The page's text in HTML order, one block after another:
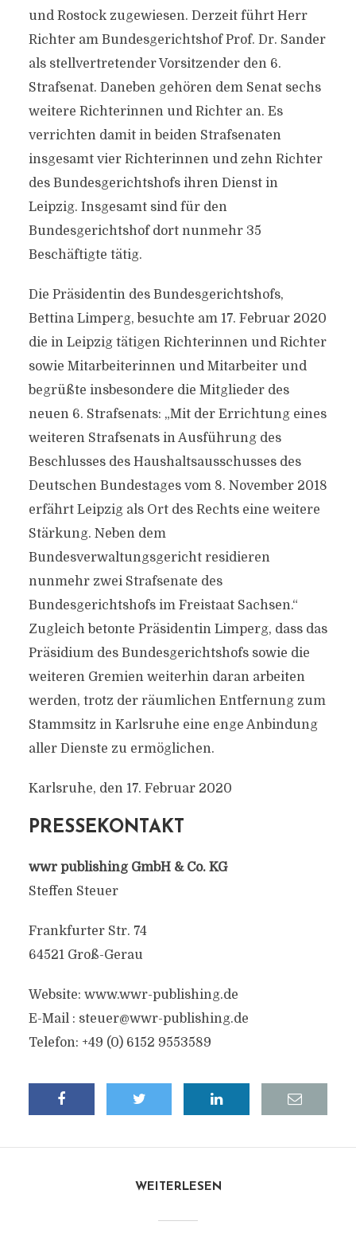
und Rostock zugewiesen. Derzeit führt Herr
Richter am Bundesgerichtshof Prof. Dr. Sander
als stellvertretender Vorsitzender den 6.
Strafsenat. Daneben gehören dem Senat sechs
weitere Richterinnen und Richter an. Es
verrichten damit in beiden Strafsenaten
insgesamt vier Richterinnen und zehn Richter
des Bundesgerichtshofs ihren Dienst in
Leipzig. Insgesamt sind für den
Bundesgerichtshof dort nunmehr 35
Beschäftigte tätig.
Die Präsidentin des Bundesgerichtshofs,
Bettina Limperg, besuchte am 17. Februar 2020
die in Leipzig tätigen Richterinnen und Richter
sowie Mitarbeiterinnen und Mitarbeiter und
begrüßte insbesondere die Mitglieder des
neuen 6. Strafsenats: „Mit der Errichtung eines
weiteren Strafsenats in Ausführung des
Beschlusses des Haushaltsausschusses des
Deutschen Bundestages vom 8. November 2018
erfährt Leipzig als Ort des Rechts eine weitere
Stärkung. Neben dem
Bundesverwaltungsgericht residieren
nunmehr zwei Strafsenate des
Bundesgerichtshofs im Freistaat Sachsen.“
Zugleich betonte Präsidentin Limperg, dass das
Präsidium des Bundesgerichtshofs sowie die
weiteren Gremien weiterhin daran arbeiten
werden, trotz der räumlichen Entfernung zum
Stammsitz in Karlsruhe eine enge Anbindung
aller Dienste zu ermöglichen.
Karlsruhe, den 17. Februar 2020
PRESSEKONTAKT
wwr publishing GmbH & Co. KG
Steffen Steuer
Frankfurter Str. 74
64521 Groß-Gerau
Website: www.wwr-publishing.de
E-Mail : steuer@wwr-publishing.de
Telefon: +49 (0) 6152 9553589
WEITERLESEN